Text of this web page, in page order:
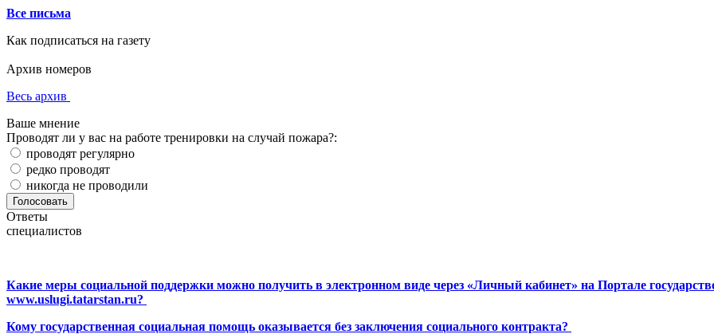
Все письма
Как подписаться на газету
Архив номеров
Весь архив
Ваше мнение
Проводят ли у вас на работе тренировки на случай пожара?:
проводят регулярно
редко проводят
никогда не проводили
Ответы
специалистов
Какие меры социальной поддержки можно получить в электронном виде через «Личный кабинет» на Портале
www.uslugi.tatarstan.ru?
Кому государственная социальная помощь оказывается без заключения социального контракта?